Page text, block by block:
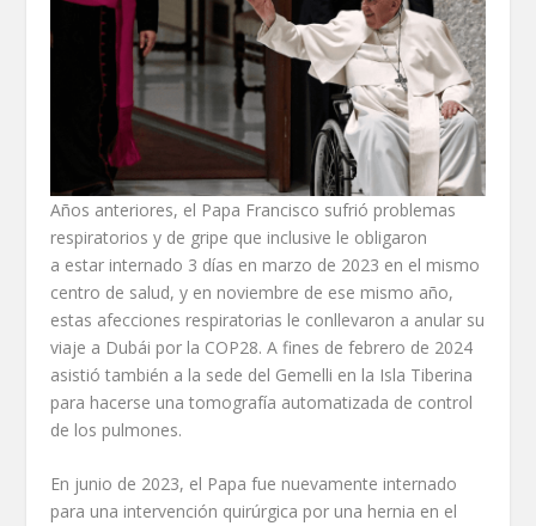
Años anteriores, el Papa Francisco sufrió problemas
respiratorios y de gripe que inclusive le obligaron
a estar internado 3 días en marzo de 2023 en el mismo
centro de salud, y en noviembre de ese mismo año,
estas afecciones respiratorias le conllevaron a anular su
viaje a Dubái por la COP28. A fines de febrero de 2024
asistió también a la sede del Gemelli en la Isla Tiberina
para hacerse una tomografía automatizada de control
de los pulmones.
En junio de 2023, el Papa fue nuevamente internado
para una intervención quirúrgica por una hernia en el